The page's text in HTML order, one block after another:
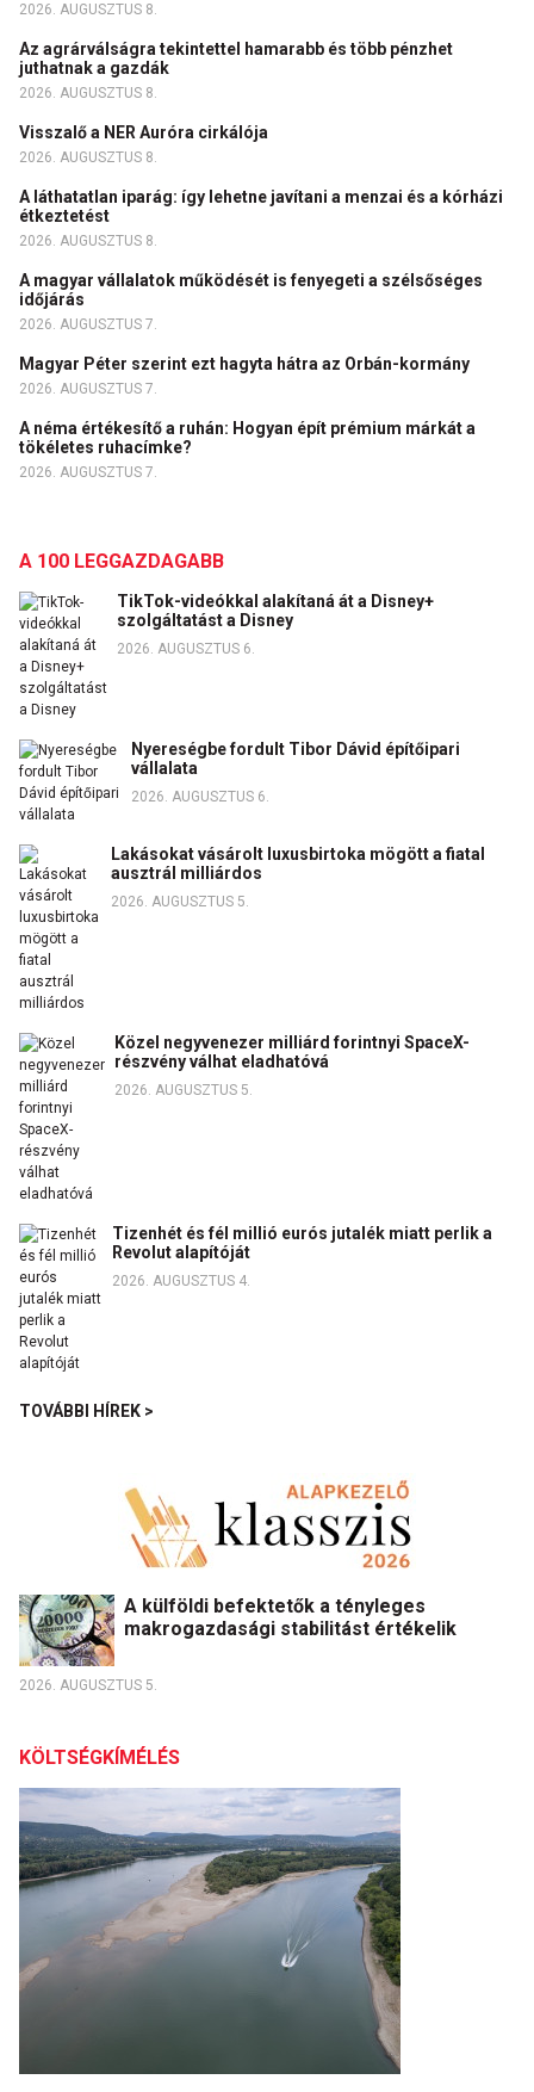
2026. AUGUSZTUS 8.
Az agrárválságra tekintettel hamarabb és több pénzhet
juthatnak a gazdák
2026. AUGUSZTUS 8.
Visszalő a NER Auróra cirkálója
2026. AUGUSZTUS 8.
A láthatatlan iparág: így lehetne javítani a menzai és a kórházi
étkeztetést
2026. AUGUSZTUS 8.
A magyar vállalatok működését is fenyegeti a szélsőséges
időjárás
2026. AUGUSZTUS 7.
Magyar Péter szerint ezt hagyta hátra az Orbán-kormány
2026. AUGUSZTUS 7.
A néma értékesítő a ruhán: Hogyan épít prémium márkát a
tökéletes ruhacímke?
2026. AUGUSZTUS 7.
A 100 LEGGAZDAGABB
TikTok-videókkal alakítaná át a Disney+
szolgáltatást a Disney
2026. AUGUSZTUS 6.
Nyereségbe fordult Tibor Dávid építőipari
vállalata
2026. AUGUSZTUS 6.
Lakásokat vásárolt luxusbirtoka mögött a fiatal
ausztrál milliárdos
2026. AUGUSZTUS 5.
Közel negyvenezer milliárd forintnyi SpaceX-
részvény válhat eladhatóvá
2026. AUGUSZTUS 5.
Tizenhét és fél millió eurós jutalék miatt perlik a
Revolut alapítóját
2026. AUGUSZTUS 4.
TOVÁBBI HÍREK >
A külföldi befektetők a tényleges
makrogazdasági stabilitást értékelik
2026. AUGUSZTUS 5.
KÖLTSÉGKÍMÉLÉS